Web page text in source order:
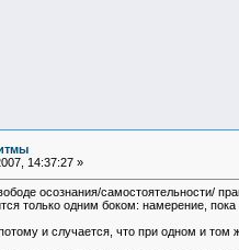
14:37:27 »
осознания/самостоятельности/
только одним боком: намерение,
и случается, что при одном и